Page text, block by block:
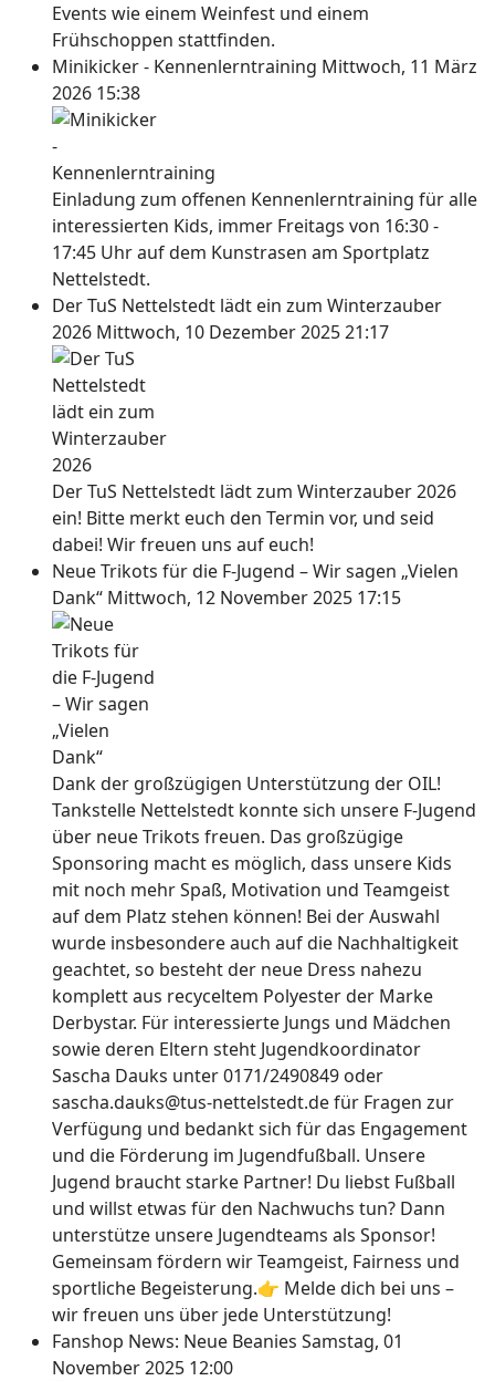
Events wie einem Weinfest und einem
Frühschoppen stattfinden.
Minikicker - Kennenlerntraining Mittwoch, 11 März
2026 15:38
Einladung zum offenen Kennenlerntraining für alle
interessierten Kids, immer Freitags von 16:30 -
17:45 Uhr auf dem Kunstrasen am Sportplatz
Nettelstedt.
Der TuS Nettelstedt lädt ein zum Winterzauber
2026 Mittwoch, 10 Dezember 2025 21:17
Der TuS Nettelstedt lädt zum Winterzauber 2026
ein! Bitte merkt euch den Termin vor, und seid
dabei! Wir freuen uns auf euch!
Neue Trikots für die F-Jugend – Wir sagen „Vielen
Dank“ Mittwoch, 12 November 2025 17:15
Dank der großzügigen Unterstützung der OIL!
Tankstelle Nettelstedt konnte sich unsere F-Jugend
über neue Trikots freuen. Das großzügige
Sponsoring macht es möglich, dass unsere Kids
mit noch mehr Spaß, Motivation und Teamgeist
auf dem Platz stehen können! Bei der Auswahl
wurde insbesondere auch auf die Nachhaltigkeit
geachtet, so besteht der neue Dress nahezu
komplett aus recyceltem Polyester der Marke
Derbystar. Für interessierte Jungs und Mädchen
sowie deren Eltern steht Jugendkoordinator
Sascha Dauks unter 0171/2490849 oder
sascha.dauks@tus-nettelstedt.de für Fragen zur
Verfügung und bedankt sich für das Engagement
und die Förderung im Jugendfußball. Unsere
Jugend braucht starke Partner! Du liebst Fußball
und willst etwas für den Nachwuchs tun? Dann
unterstütze unsere Jugendteams als Sponsor!
Gemeinsam fördern wir Teamgeist, Fairness und
sportliche Begeisterung.👉 Melde dich bei uns –
wir freuen uns über jede Unterstützung!
Fanshop News: Neue Beanies Samstag, 01
November 2025 12:00